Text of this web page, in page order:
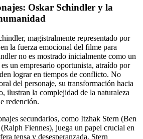
Oskar Schindler y la
magistralmente representado por
la fuerza emocional del filme para
no es mostrado inicialmente como un
un empresario oportunista, atraído por
lograr en tiempos de conflicto. No
del personaje, su transformación hacia
ilustran la complejidad de la naturaleza
redención.
secundarios, como Itzhak Stern (Ben
Fiennes), juega un papel crucial en
tensa y desesperanzada. Stern